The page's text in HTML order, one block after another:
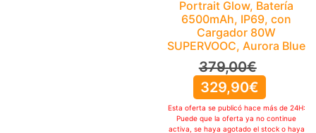
IR A OFERTA
manualmente